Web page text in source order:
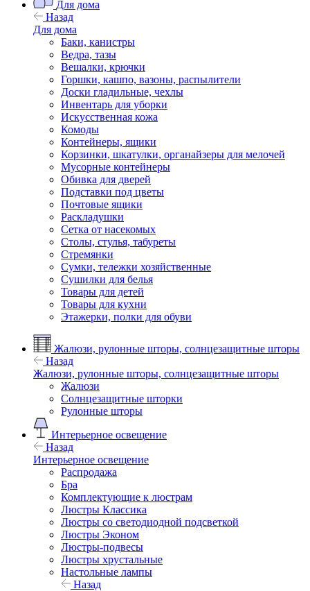
Для дома
Назад
Для дома
Баки, канистры
Ведра, тазы
Вешалки, крючки
Горшки, кашпо, вазоны, распылители
Доски гладильные, чехлы
Инвентарь для уборки
Искусственная кожа
Комоды
Контейнеры, ящики
Корзинки, шкатулки, органайзеры для мелочей
Мусорные контейнеры
Обивка для дверей
Подставки под цветы
Почтовые ящики
Раскладушки
Сетка от насекомых
Столы, стулья, табуреты
Стремянки
Сумки, тележки хозяйственные
Сушилки для белья
Товары для детей
Товары для кухни
Этажерки, полки для обуви
Жалюзи, рулонные шторы, солнцезащитные шторы
Назад
Жалюзи, рулонные шторы, солнцезащитные шторы
Жалюзи
Солнцезащитные шторки
Рулонные шторы
Интерьерное освещение
Назад
Интерьерное освещение
Распродажа
Бра
Комплектующие к люстрам
Люстры Классика
Люстры со светодиодной подсветкой
Люстры Эконом
Люстры-подвесы
Люстры хрустальные
Настольные лампы
Назад